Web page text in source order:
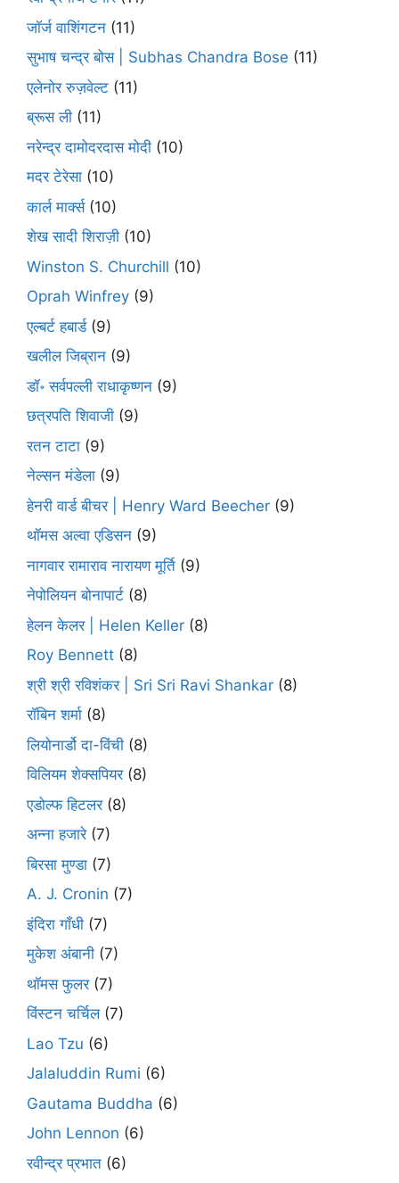
जॉर्ज वाशिंगटन (11)
सुभाष चन्द्र बोस | Subhas Chandra Bose (11)
एलेनोर रुज़वेल्ट (11)
ब्रूस ली (11)
नरेन्द्र दामोदरदास मोदी (10)
मदर टेरेसा (10)
कार्ल मार्क्स(10)
शेख सादी शिराज़ी (10)
Winston S. Churchill (10)
Oprah Winfrey (9)
एल्बर्ट हबार्ड(9)
खलील जिब्रान (9)
डॉ॰ सर्वपल्ली राधाकृष्णन (9)
छत्रपति शिवाजी (9)
रतन टाटा (9)
नेल्सन मंडेला (9)
हेनरी वार्ड बीचर | Henry Ward Beecher (9)
थॉमस अल्वा एडिसन (9)
नागवार रामाराव नारायण मूर्ति (9)
नेपोलियन बोनापार्ट (8)
हेलन केलर | Helen Keller (8)
Roy Bennett (8)
श्री श्री रविशंकर | Sri Sri Ravi Shankar (8)
रॉबिन शर्मा (8)
लियोनार्डो दा-विंची (8)
विलियम शेक्सपियर(8)
एडोल्फ हिटलर(8)
अन्ना हजारे(7)
बिरसा मुण्डा (7)
A. J. Cronin (7)
इंदिरा गाँधी (7)
मुकेश अंबानी (7)
थॉमस फुलर(7)
विंस्टन चर्चिल(7)
Lao Tzu (6)
Jalaluddin Rumi (6)
Gautama Buddha (6)
John Lennon (6)
रवीन्द्र प्रभात (6)